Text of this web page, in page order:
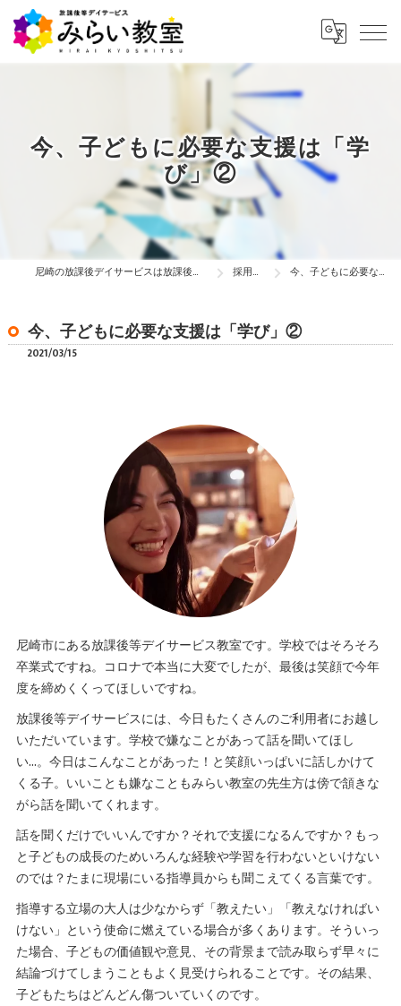
今、子どもに必要な支援は「学
び」②
尼崎の放課後デイサービスは放課後等デイサービス みらい教室 採用ブログ 今、子どもに必要な支援は「学び」②
今、子どもに必要な支援は「学び」②
2021/03/15
尼崎市にある放課後等デイサービス教室です。学校ではそろそろ
卒業式ですね。コロナで本当に大変でしたが、最後は笑顔で今年
度を締めくくってほしいですね。
放課後等デイサービスには、今日もたくさんのご利用者にお越し
いただいています。学校で嫌なことがあって話を聞いてほし
い…。今日はこんなことがあった！と笑顔いっぱいに話しかけて
くる子。いいことも嫌なこともみらい教室の先生方は傍で頷きな
がら話を聞いてくれます。
話を聞くだけでいいんですか？それで支援になるんですか？もっ
と子どもの成長のためいろんな経験や学習を行わないといけない
のでは？たまに現場にいる指導員からも聞こえてくる言葉です。
指導する立場の大人は少なからず「教えたい」「教えなければい
けない」という使命に燃えている場合が多くあります。そういっ
た場合、子どもの価値観や意見、その背景まで読み取らず早々に
結論づけてしまうこともよく見受けられることです。その結果、
子どもたちはどんどん傷ついていくのです。